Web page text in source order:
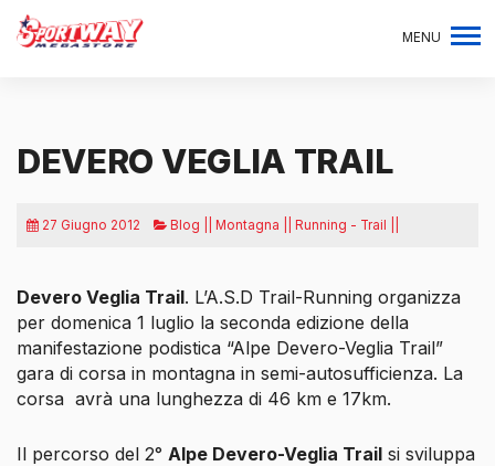
MENU
DEVERO VEGLIA TRAIL
27 Giugno 2012 Blog || Montagna || Running - Trail ||
Devero Veglia Trail. L’A.S.D Trail-Running organizza
per domenica 1 luglio la seconda edizione della
manifestazione podistica “Alpe Devero-Veglia Trail”
gara di corsa in montagna in semi-autosufficienza. La
corsa avrà una lunghezza di 46 km e 17km.
Il percorso del 2° Alpe Devero-Veglia Trail si sviluppa